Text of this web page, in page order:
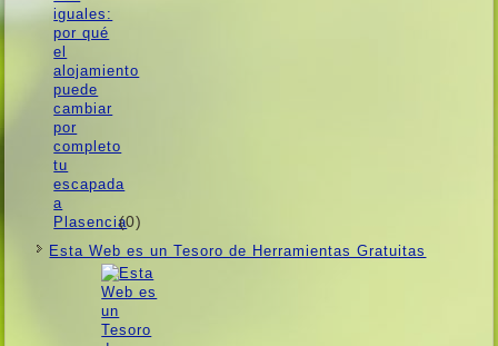
(0)
Esta Web es un Tesoro de Herramientas Gratuitas